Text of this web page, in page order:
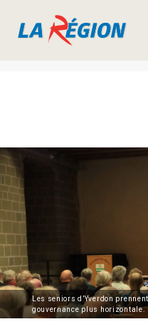
Les seniors d’Yverdon
gouvernance plus